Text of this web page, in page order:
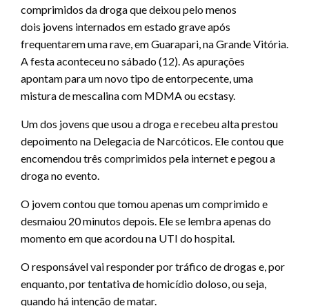
comprimidos da droga que deixou pelo menos
dois jovens internados em estado grave após
frequentarem uma rave, em Guarapari, na Grande Vitória.
A festa aconteceu no sábado (12). As apurações
apontam para um novo tipo de entorpecente, uma
mistura de mescalina com MDMA ou ecstasy.
Um dos jovens que usou a droga e recebeu alta prestou
depoimento na Delegacia de Narcóticos. Ele contou que
encomendou três comprimidos pela internet e pegou a
droga no evento.
O jovem contou que tomou apenas um comprimido e
desmaiou 20 minutos depois. Ele se lembra apenas do
momento em que acordou na UTI do hospital.
O responsável vai responder por tráfico de drogas e, por
enquanto, por tentativa de homicídio doloso, ou seja,
quando há intenção de matar.